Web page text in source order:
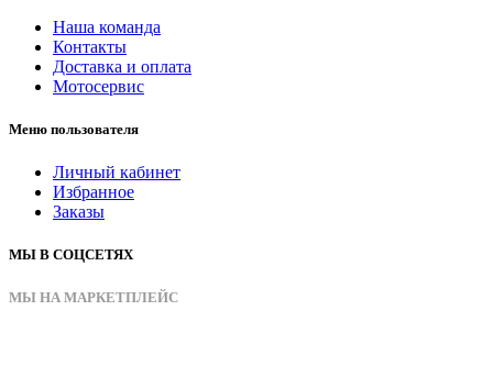
Наша команда
Контакты
Доставка и оплата
Мотосервис
Меню пользователя
Личный кабинет
Избранное
Заказы
МЫ В СОЦСЕТЯХ
МЫ НА МАРКЕТПЛЕЙС